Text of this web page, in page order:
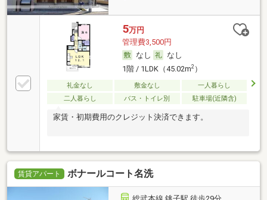
5万円
管理費3,500円
なし
なし
1階 / 1LDK（45.02m2）
礼金なし 敷金なし
一人暮らし
二人暮らし
バス・トイレ別 駐車場(近隣含)
家賃・初期費用のクレジット決済できます。
賃貸アパート ボナールコート名洗